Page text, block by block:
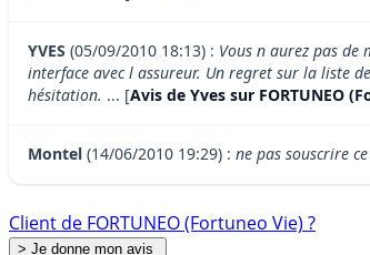
YVES (05/09/2010 18:13) : Vous n aurez pas de
interface avec l assureur. Un regret sur la liste
hésitation. ... [Avis de Yves sur FORTUNEO
Montel (14/06/2010 19:29) : ne pas souscrire
Client de FORTUNEO (Fortuneo Vie) ?